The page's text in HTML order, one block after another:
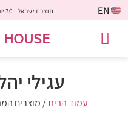
EN תוצרת ישראל | 30 יום החזר כספי | משלוח חינם
עגילי
עמוד הבית/ מוצרים